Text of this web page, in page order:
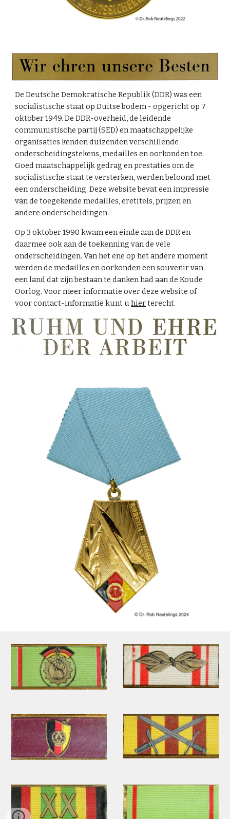
De Deutsche Demokratische Republik (DDR) was een
socialistische staat op Duitse bodem - opgericht op 7
oktober 1949. De DDR-overheid, de leidende
communistische partij (SED) en maatschappelijke
organisaties kenden duizenden verschillende
onderscheidingstekens, medailles en oorkonden toe.
Goed maatschappelijk gedrag en prestaties om de
socialistische staat te versterken, werden beloond met
een onderscheiding. Deze website bevat een impressie
van de toegekende medailles, eretitels, prijzen en
andere onderscheidingen.
Op 3 oktober 1990 kwam een einde aan de DDR en
daarmee ook aan de toekenning van de vele
onderscheidingen. Van het ene op het andere moment
werden de medailles en oorkonden een souvenir van
een land dat zijn bestaan te danken had aan de Koude
Oorlog. Voor meer informatie over deze website of
voor contact-informatie kunt uhierterecht.